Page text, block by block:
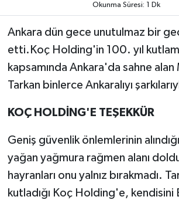
Okunma Süresi: 1 Dk
Ankara dün gece unutulmaz bir
etti.Koç Holding'in 100. yıl
kapsamında Ankara'da sahne
Tarkan binlerce Ankaralıyı
KOÇ HOLDİNG'E TEŞEKKÜR
Geniş güvenlik önlemlerinin
yağan yağmura rağmen alanı
hayranları onu yalnız bırakmadı.
kutladığı Koç Holding'e, kendisini